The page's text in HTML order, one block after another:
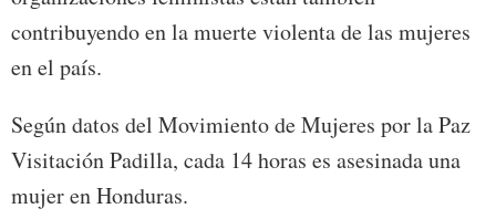
contribuyendo en la muerte violenta de las mujeres
en el país.
Según datos del Movimiento de Mujeres por la Paz
Visitación Padilla, cada 14 horas es asesinada una
mujer en Honduras.